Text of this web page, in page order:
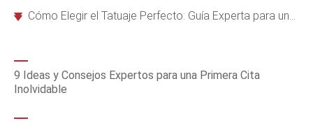
Cómo Elegir el Tatuaje Perfecto: Guía Experta para una Decisión Duradera
9 Ideas y Consejos Expertos para una Primera Cita
Inolvidable